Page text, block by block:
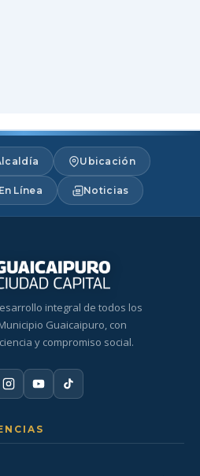
Ubicación
Línea Noticias
integral de todos los
Guaicaipuro, con
y compromiso social.